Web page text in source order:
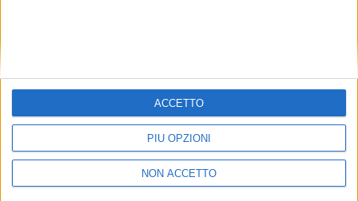
PIÙ OPZIONI
NON ACCETTO
ACCETTO